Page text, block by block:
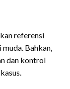
referensi
Bahkan,
dan kontrol